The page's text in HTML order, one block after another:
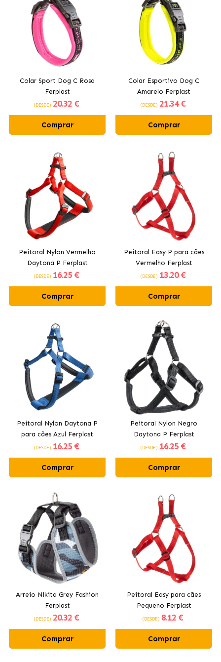
Colar Sport Dog C Rosa
Ferplast
(DESDE) 20.32 €
Comprar
Colar Esportivo Dog C
Amarelo Ferplast
(DESDE) 21.34 €
Comprar
Peitoral Nylon Vermelho
Daytona P Ferplast
(DESDE) 16.25 €
Comprar
Peitoral Easy P para cães
Vermelho Ferplast
(DESDE) 13.20 €
Comprar
Peitoral Nylon Daytona P
para cães Azul Ferplast
(DESDE) 16.25 €
Comprar
Peitoral Nylon Negro
Daytona P Ferplast
(DESDE) 16.25 €
Comprar
Arreio Nikita Grey Fashion
Ferplast
(DESDE) 20.32 €
Comprar
Peitoral Easy para cães
Pequeno Ferplast
(DESDE) 8.12 €
Comprar